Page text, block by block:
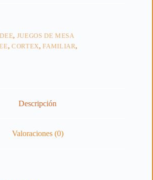
, JUEGOS DE MESA
,CORTEX,FAMILIAR,
Descripción
Valoraciones (0)